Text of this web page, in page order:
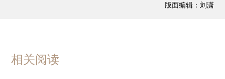
版面编辑：刘潇
相关阅读